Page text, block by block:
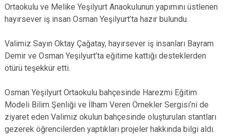
Ortaokulu ve Melike Yeşilyurt Anaokulunun yapımını üstlenen
hayırsever iş insan Osman Yeşilyurt’ta hazır bulundu.
Valimiz Sayın Oktay Çağatay, hayırsever iş insanları Bayram
Demir ve Osman Yeşilyurt’ta eğitime kattığı desteklerden
ötürü teşekkür etti.
Osman Yeşilyurt Ortaokulu bahçesinde Harezmi Eğitim
Modeli Bilim Şenliği ve İlham Veren Örnekler Sergisi’ni de
ziyaret eden Valimiz okulun bahçesinde oluşturulan stantları
gezerek öğrencilerden yaptıkları projeler hakkında bilgi aldı.